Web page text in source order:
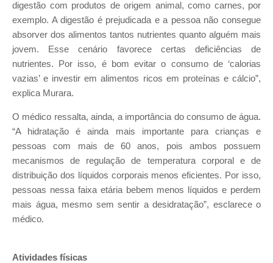
digestão com produtos de origem animal, como carnes, por
exemplo. A digestão é prejudicada e a pessoa não consegue
absorver dos alimentos tantos nutrientes quanto alguém mais
jovem. Esse cenário favorece certas deficiências de
nutrientes. Por isso, é bom evitar o consumo de ‘calorias
vazias’ e investir em alimentos ricos em proteínas e cálcio”,
explica Murara.
O médico ressalta, ainda, a importância do consumo de água.
“A hidratação é ainda mais importante para crianças e
pessoas com mais de 60 anos, pois ambos possuem
mecanismos de regulação de temperatura corporal e de
distribuição dos líquidos corporais menos eficientes. Por isso,
pessoas nessa faixa etária bebem menos líquidos e perdem
mais água, mesmo sem sentir a desidratação”, esclarece o
médico.
Atividades físicas